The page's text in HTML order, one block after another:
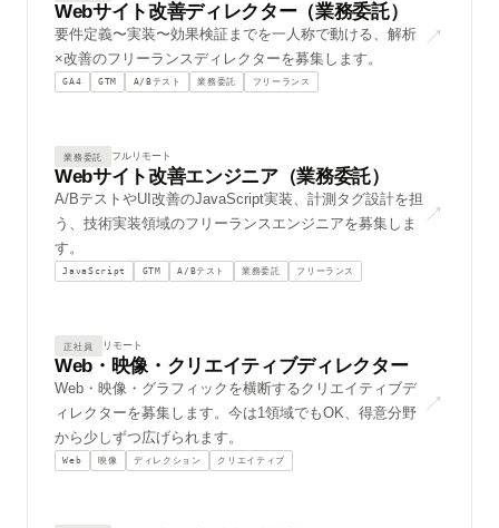
[Meta Ads]
const events = await
[GAds] keyword="and,a
SELECT campaign_id, channel,
banner_300x600.webp
[INFO] 2026-06-22 14:08:31
[A/B] test=cta_color
0.7821  0.4593  0.9024
funnel: impression → view →
WITH ranked AS (SELECT
Webサイト改善ディレクター（業務委託）
要件定義〜実装〜効果検証までを一人称で動ける、解析
×改善のフリーランスディレクターを募集します。
GA4 GTM A/Bテスト 業務委託 フリーランス
↗
業務委託 フルリモート
Webサイト改善エンジニア（業務委託）
A/BテストやUI改善のJavaScript実装、計測タグ設計を担
う、技術実装領域のフリーランスエンジニアを募集しま
す。
JavaScript GTM A/Bテスト 業務委託 フリーランス
↗
正社員 リモート
Web・映像・クリエイティブディレクター
Web・映像・グラフィックを横断するクリエイティブデ
ィレクターを募集します。今は1領域でもOK、得意分野
から少しずつ広げられます。
Web 映像 ディレクション クリエイティブ
↗